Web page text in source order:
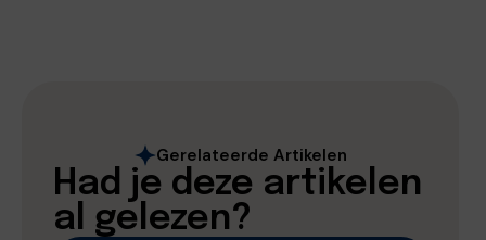
Gerelateerde Artikelen
Had je deze artikelen
al gelezen?